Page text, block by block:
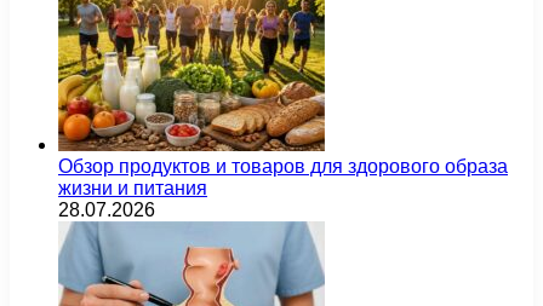
Обзор продуктов и товаров для здорового образа
жизни и питания
28.07.2026